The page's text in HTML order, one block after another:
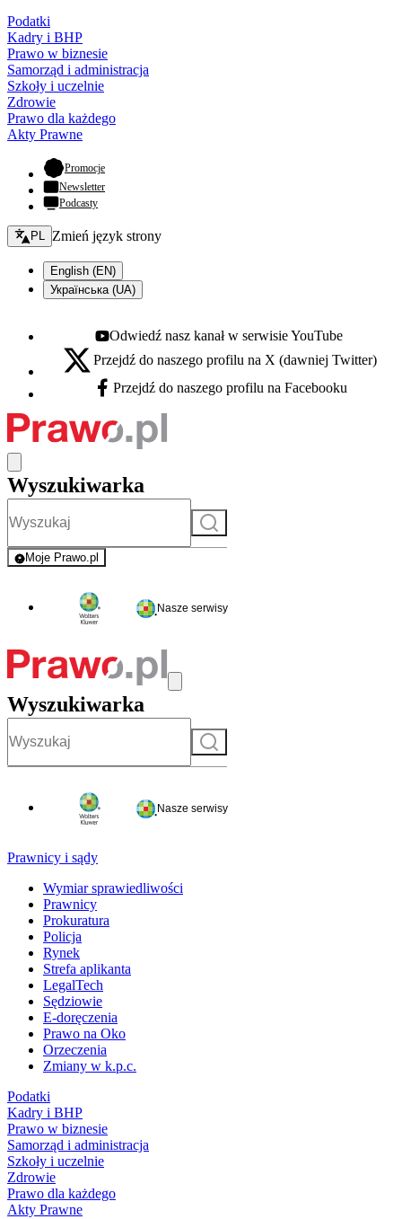
Podatki
Kadry i BHP
Prawo w biznesie
Samorząd i administracja
Szkoły i uczelnie
Zdrowie
Prawo dla każdego
Akty Prawne
Promocje- otwiera się w nowej karcie
Newsletter
Podcasty
Zmień język - bieżący:
PL Zmień język strony
English (EN)
Українська (UA)
Youtube - otwiera się w nowej karcie
Odwiedź nasz kanał w serwisie YouTube
X - otwiera się w nowej karcie
Przejdź do naszego profilu na X (dawniej Twitter)
Facebook - otwiera się w nowej karcie
Przejdź do naszego profilu na Facebooku
Wyszukiwarka
Szukaj
Moje Prawo.pl
- rejestracja i logowanie do serwisu
Nasze serwisy
Wyszukiwarka
Szukaj
Nasze serwisy
Prawnicy i sądy
Wymiar sprawiedliwości
Prawnicy
Prokuratura
Policja
Rynek
Strefa aplikanta
LegalTech
Sędziowie
E-doręczenia
Prawo na Oko
Orzeczenia
Zmiany w k.p.c.
Podatki
Kadry i BHP
Prawo w biznesie
Samorząd i administracja
Szkoły i uczelnie
Zdrowie
Prawo dla każdego
Akty Prawne